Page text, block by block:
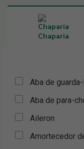
Chaparia
Aba de
Aba de para-
Aileron
Amortecedor